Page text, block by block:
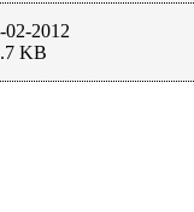
02-2012
KB